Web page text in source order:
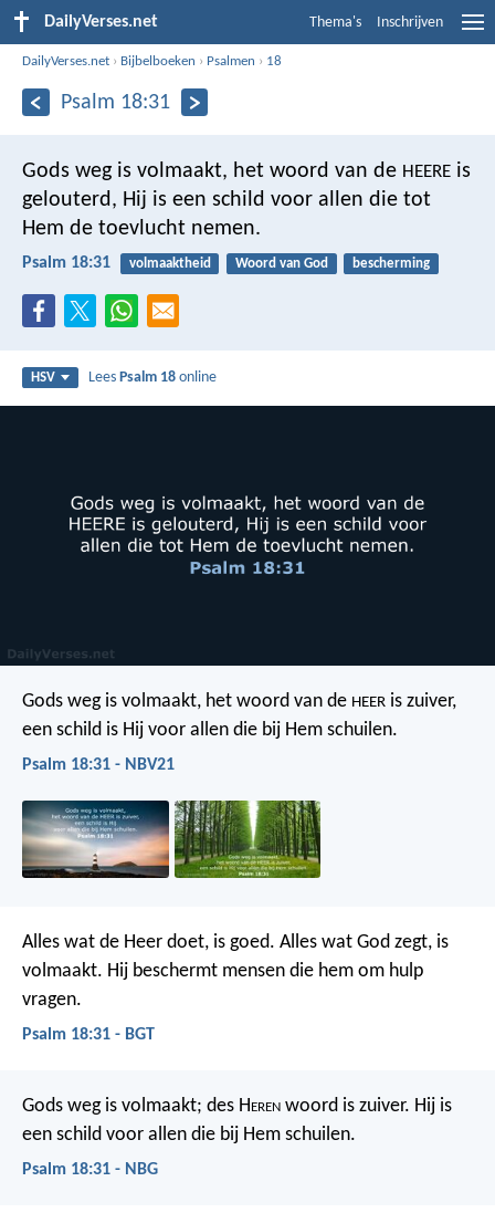
DailyVerses.net Thema's Inschrijven
DailyVerses.net › Bijbelboeken › Psalmen › 18
Psalm 18:31
Gods weg is volmaakt, het woord van de HEERE is
gelouterd, Hij is een schild voor allen die tot
Hem de toevlucht nemen.
Psalm 18:31 volmaaktheid Woord van God bescherming
HSV LeesPsalm 18 online
Gods weg is volmaakt, het woord van de HEER is zuiver,
een schild is Hij voor allen die bij Hem schuilen.
Psalm 18:31 - NBV21
Alles wat de Heer doet, is goed. Alles wat God zegt, is
volmaakt. Hij beschermt mensen die hem om hulp
vragen.
Psalm 18:31 - BGT
Gods weg is volmaakt; des Heren woord is zuiver. Hij is
een schild voor allen die bij Hem schuilen.
Psalm 18:31 - NBG